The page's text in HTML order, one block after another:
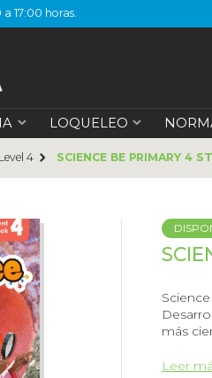
17:00 horas.
LOQUELEO
Level 4 SCIENCE BE PRIMARY 4
más
Leer